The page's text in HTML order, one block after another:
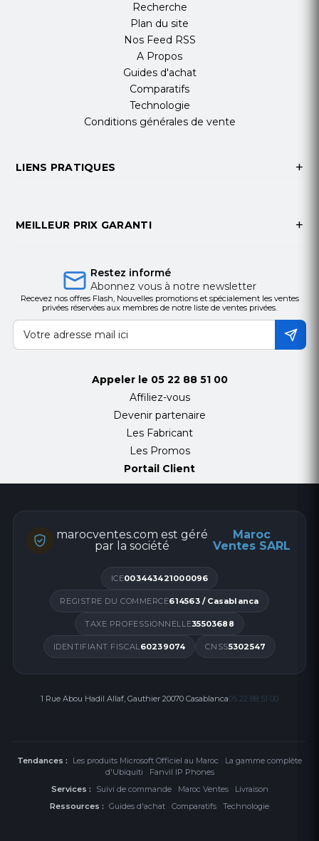
Recherche
Plan du site
Nos Feed RSS
A Propos
Guides d'achat
Comparatifs
Technologie
Conditions générales de vente
LIENS PRATIQUES
MEILLEUR PRIX GARANTI
Restez informé
Abonnez vous à notre newsletter
Recevez nos offres Flash, Nouvelles promotions et spécialement les ventes
privées réservées aux membres de notre liste de ventes privées.
Appeler le 05 22 88 51 00
Affiliez-vous
Devenir partenaire
Les Fabricant
Les Promos
Portail Client
marocventes.com est géré
par la société
Maroc
Ventes SARL
ICE003443421000096
REGISTRE DU COMMERCE614563 / Casablanca
TAXE PROFESSIONNELLE35503688
IDENTIFIANT FISCAL60239074 CNSS5302547
1 Rue Abou Hadil Allaf, Gauthier 20070 Casablanca05 22 88 51 00
Tendances : Les produits Microsoft Officiel au Maroc · La gamme complète
d'Ubiquiti · Fanvil IP Phones
Services :
Suivi de commande· Maroc Ventes· Livraison
Ressources : Guides d'achat · Comparatifs · Technologie